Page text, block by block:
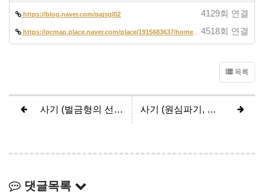
https://blog.naver.com/pajsql02 4129회 연결
https://pcmap.place.naver.com/place/1915683637/home?entry=pll&from=map… 4518회 연결
목록
사기 (벌금형의 선고유예) 사기 (원심파기, 항소심 무죄)
댓글목록